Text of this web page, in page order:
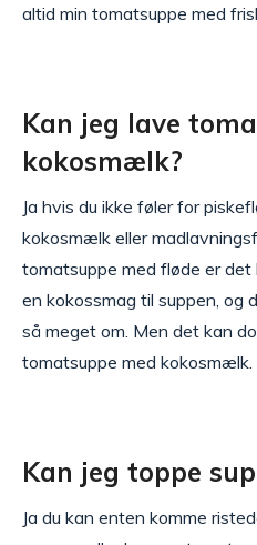
altid min tomatsuppe med
Kan jeg lave
kokosmælk?
Ja hvis du ikke føler for
kokosmælk eller
tomatsuppe med fløde er
en kokossmag til suppen, og
så meget om. Men det kan
tomatsuppe med kokosmælk.
Kan jeg toppe
Ja du kan enten komme